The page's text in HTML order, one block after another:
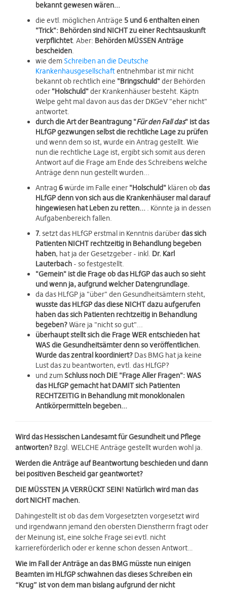
bekannt gewesen wären...
die evtl. möglichen Anträge 5 und 6 enthalten einen
"Trick": Behörden sind NICHT zu einer Rechtsauskunft
verpflichtet. Aber: Behörden MÜSSEN Anträge
bescheiden.
wie dem Schreiben an die Deutsche
Krankenhausgesellschaftentnehmbar ist mir nicht
bekannt ob rechtlich eine "Bringschuld"der Behörden
oder "Holschuld"der Krankenhäuser besteht. Käptn
Welpe geht mal davon aus das der DKGeV "eher nicht"
antwortet.
durch die Art der Beantragung "Für den Fall das" ist das
HLfGP gezwungen selbst die rechtliche Lage zu prüfen
und wenn dem so ist, wurde ein Antrag gestellt. Wie
nun die rechtliche Lage ist, ergibt sich somit aus deren
Antwort auf die Frage am Ende des Schreibens welche
Anträge denn nun gestellt wurden...
Antrag 6würde im Falle einer "Holschuld" klären obdas
HLfGP denn von sich aus die Krankenhäuser mal darauf
hingewiesen hat Leben zu retten... . Könnte ja in dessen
Aufgabenbereich fallen.
7.setzt das HLfGP erstmal in Kenntnis darüberdas sich
Patienten NICHT rechtzeitig in Behandlung begeben
haben, hat ja der Gesetzgeber - inkl. Dr. Karl
Lauterbach - so festgestellt.
"Gemein" ist die Frage ob das HLfGP das auch so sieht
und wenn ja, aufgrund welcher Datengrundlage.
da das HLfGP ja "über" den Gesundheitsämtern steht,
wusste das HLfGP das diese NICHT dazu aufgerufen
haben das sich Patienten rechtzeitig in Behandlung
begeben?Wäre ja "nicht so gut"...
überhaupt stellt sich die Frage WER entschieden hat
WAS die Gesundheitsämter denn so veröffentlichen.
Wurde das zentral koordiniert? Das BMG hat ja keine
Lust das zu beantworten, evtl. das HLfGP?
und zumSchluss noch DIE "Frage Aller Fragen": WAS
das HLfGP gemacht hat DAMIT sich Patienten
RECHTZEITIG in Behandlung mit monoklonalen
Antikörpermitteln begeben...
Wird das Hessischen Landesamt für Gesundheit und Pflege
antworten? Bzgl. WELCHE Anträge gestellt wurden wohl ja.
Werden die Anträge auf Beantwortung beschieden und dann
bei positiven Bescheid gar geantwortet?
DIE MÜSSTEN JA VERRÜCKT SEIN! Natürlich wird man das
dort NICHT machen.
Dahingestellt ist ob das dem Vorgesetzten vorgesetzt wird
und irgendwann jemand den obersten Dienstherrn fragt oder
der Meinung ist, eine solche Frage sei evtl. nicht
karriereförderlich oder er kenne schon dessen Antwort…
Wie im Fall der Anträge an das BMG müsste nun einigen
Beamten im HLfGP schwahnen das dieses Schreiben ein
“Krug” ist von dem man bislang aufgrund der nicht